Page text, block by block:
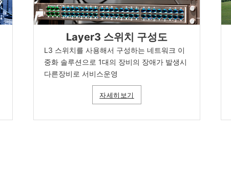
Layer3 스위치 구성도
L3 스위치를 사용해서 구성하는 네트워크 이
중화 솔루션으로 1대의 장비의 장애가 발생시
다른장비로 서비스운영
자세히보기